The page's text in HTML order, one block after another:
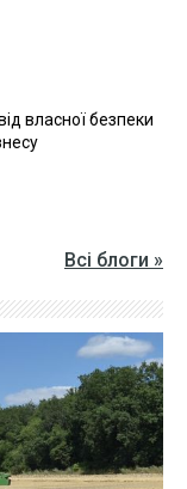
власної безпеки
Всі блоги »